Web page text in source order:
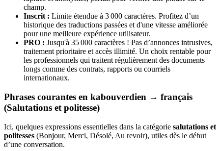
champ.
Inscrit : Limite étendue à 3 000 caractères. Profitez d’un
historique des traductions passées et d'une vitesse améliorée
pour une meilleure expérience utilisateur.
PRO : Jusqu'à 35 000 caractères ! Pas d’annonces intrusives,
traitement prioritaire et accès illimité. Un choix rentable pour
les professionnels qui traitent régulièrement des documents
longs comme des contrats, rapports ou courriels
internationaux.
Phrases courantes en kabouverdien → français
(Salutations et politesse)
Ici, quelques expressions essentielles dans la catégorie salutations et
politesses (Bonjour, Merci, Désolé, Au revoir), utiles dès le début
d’une conversation.